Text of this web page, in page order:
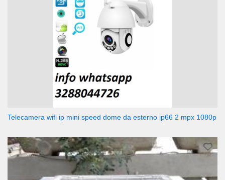
Telecamera wifi ip mini speed dome da esterno ip66 2 mpx 1080p